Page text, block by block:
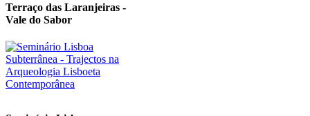
Terraço das Laranjeiras -
Vale do Sabor